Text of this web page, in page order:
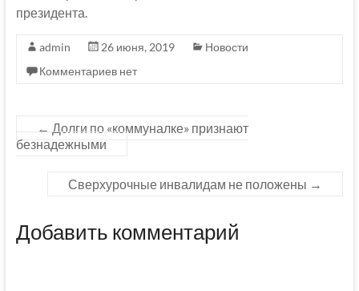
президента.
admin 26 июня, 2019
Новости
Комментариев нет
← Долги по «коммуналке» признают
безнадежными
Сверхурочные инвалидам не положены →
Добавить комментарий